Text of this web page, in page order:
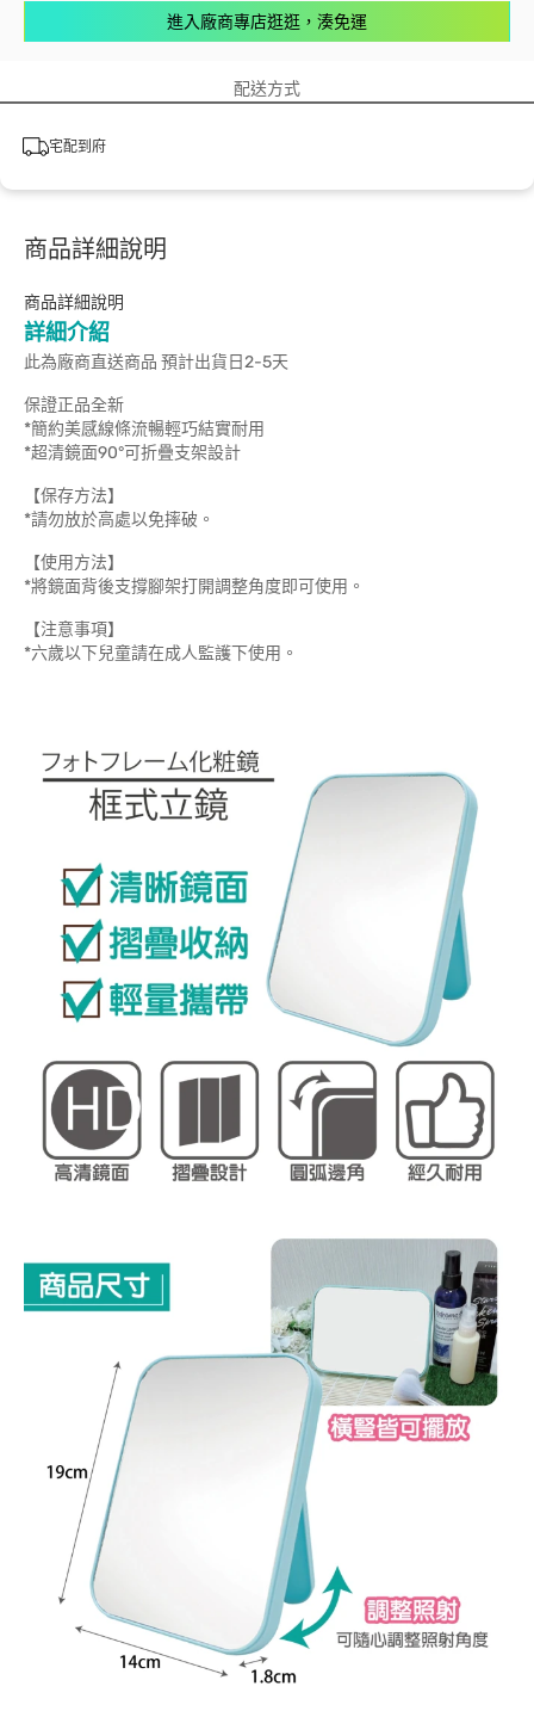
進入廠商專店逛逛，湊免運
配送方式
宅配到府
商品詳細說明
商品詳細說明
詳細介紹
此為廠商直送商品 預計出貨日2-5天
保證正品全新
*簡約美感線條流暢輕巧結實耐用
*超清鏡面90°可折疊支架設計
【保存方法】
*請勿放於高處以免摔破。
【使用方法】
*將鏡面背後支撐腳架打開調整角度即可使用。
【注意事項】
*六歲以下兒童請在成人監護下使用。